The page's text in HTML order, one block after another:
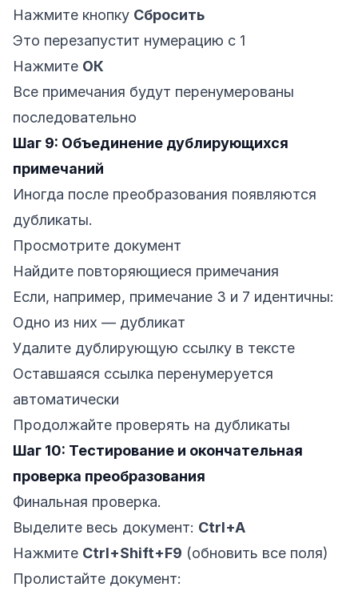
Нажмите кнопку Сбросить
Это перезапустит нумерацию с 1
Нажмите ОК
Все примечания будут перенумерованы
последовательно
Шаг 9: Объединение дублирующихся
примечаний
Иногда после преобразования появляются
дубликаты.
Просмотрите документ
Найдите повторяющиеся примечания
Если, например, примечание 3 и 7 идентичны:
Одно из них — дубликат
Удалите дублирующую ссылку в тексте
Оставшаяся ссылка перенумеруется
автоматически
Продолжайте проверять на дубликаты
Шаг 10: Тестирование и окончательная
проверка преобразования
Финальная проверка.
Выделите весь документ: Ctrl+A
Нажмите Ctrl+Shift+F9 (обновить все поля)
Пролистайте документ: